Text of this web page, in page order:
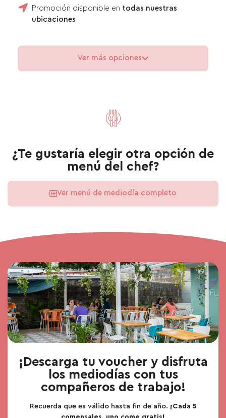
Promoción disponible en todas nuestras
ubicaciones
Ver más opciones
¿Te gustaría elegir otra opción de
menú del chef?
Ver menú de mediodía completo
¡Descarga tu voucher y disfruta
los mediodías con tus
compañeros de trabajo!
Recuerda que es válido hasta fin de año. ¡Cada 5